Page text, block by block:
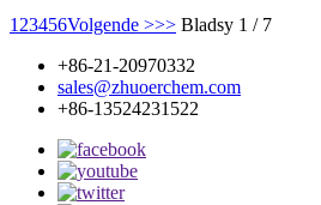
1 23456Volgende >>> Bladsy 1 / 7
+86-21-20970332
sales@zhuoerchem.com
+86-13524231522